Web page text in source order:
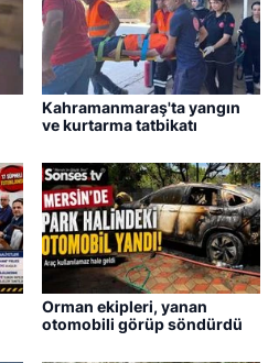
Kahramanmaraş'ta yangın
ve kurtarma tatbikatı
Orman ekipleri, yanan
otomobili görüp söndürdü